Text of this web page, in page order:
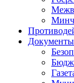
Документы